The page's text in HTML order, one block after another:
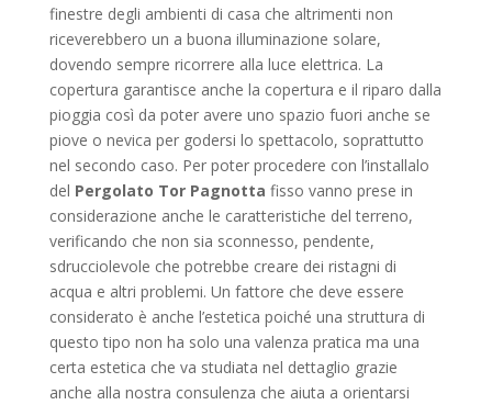
finestre degli ambienti di casa che altrimenti non
riceverebbero un a buona illuminazione solare,
dovendo sempre ricorrere alla luce elettrica. La
copertura garantisce anche la copertura e il riparo dalla
pioggia così da poter avere uno spazio fuori anche se
piove o nevica per godersi lo spettacolo, soprattutto
nel secondo caso. Per poter procedere con l’installalo
del Pergolato Tor Pagnotta fisso vanno prese in
considerazione anche le caratteristiche del terreno,
verificando che non sia sconnesso, pendente,
sdrucciolevole che potrebbe creare dei ristagni di
acqua e altri problemi. Un fattore che deve essere
considerato è anche l’estetica poiché una struttura di
questo tipo non ha solo una valenza pratica ma una
certa estetica che va studiata nel dettaglio grazie
anche alla nostra consulenza che aiuta a orientarsi